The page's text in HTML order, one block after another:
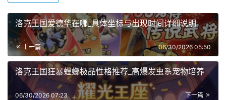
洛克王国爱德华在哪_具体坐标与出现时间详细说明
上一篇 06/30/2026 05:50
洛克王国狂暴螳螂极品性格推荐_高爆发虫系宠物培养
下一篇
06/30/2026 07:23